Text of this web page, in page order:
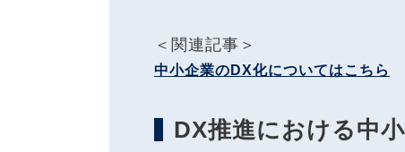
＜関連記事＞
中小企業のDX化についてはこちら
DX推進における中